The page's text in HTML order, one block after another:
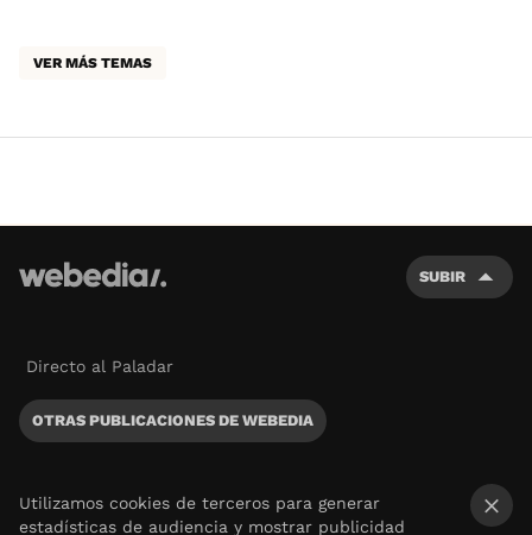
VER MÁS TEMAS
SUBIR
Directo al Paladar
OTRAS PUBLICACIONES DE WEBEDIA
Utilizamos cookies de terceros para generar
estadísticas de audiencia y mostrar publicidad